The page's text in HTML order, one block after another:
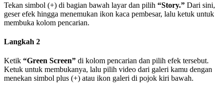
Tekan simbol (+) di bagian bawah layar dan pilih “Story.” Dari sini,
geser efek hingga menemukan ikon kaca pembesar, lalu ketuk untuk
membuka kolom pencarian.
Langkah 2
Ketik “Green Screen” di kolom pencarian dan pilih efek tersebut.
Ketuk untuk membukanya, lalu pilih video dari galeri kamu dengan
menekan simbol plus (+) atau ikon galeri di pojok kiri bawah.